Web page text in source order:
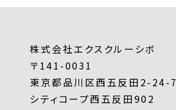
株式会社エクスクルーシボ
〒141-0031
東京都品川区西五反田2-24-7
シティコープ西五反田902